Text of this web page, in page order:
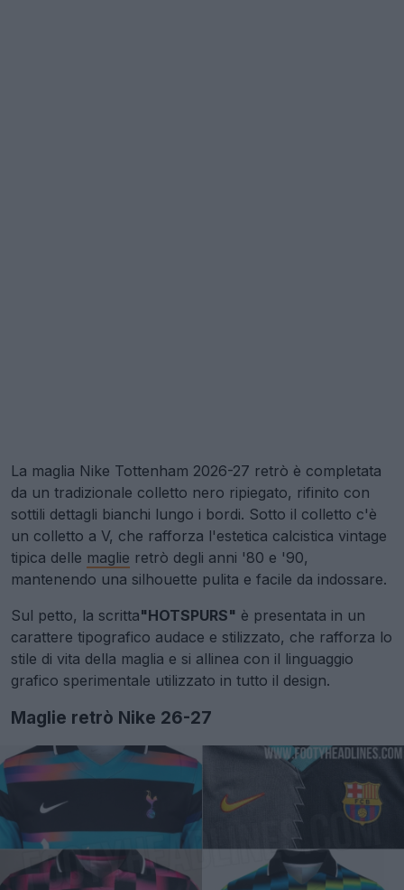
La maglia Nike Tottenham 2026-27 retrò è completata
da un tradizionale colletto nero ripiegato, rifinito con
sottili dettagli bianchi lungo i bordi. Sotto il colletto c'è
un colletto a V, che rafforza l'estetica calcistica vintage
tipica delle maglie retrò degli anni '80 e '90,
mantenendo una silhouette pulita e facile da indossare.
Sul petto, la scritta"HOTSPURS" è presentata in un
carattere tipografico audace e stilizzato, che rafforza lo
stile di vita della maglia e si allinea con il linguaggio
grafico sperimentale utilizzato in tutto il design.
Maglie retrò Nike 26-27